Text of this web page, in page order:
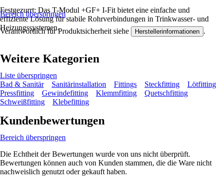
Festgezurrt: Das T-Modul +GF+ I-Fit bietet eine einfache und
effiziente Lösung für stabile Rohrverbindungen in Trinkwasser- und
Heizungssystemen.
Bereich überspringen
Verantwortlich für Produktsicherheit siehe Herstellerinformationen .
Weitere Kategorien
Liste überspringen
Bad & Sanitär
Sanitärinstallation Fittings Steckfitting
Lötfitting
Pressfitting
Gewindefitting Klemmfitting
Quetschfitting
Schweißfitting
Klebefitting
Kundenbewertungen
Bereich überspringen
Die Echtheit der Bewertungen wurde von uns nicht überprüft.
Bewertungen können auch von Kunden stammen, die die Ware nicht
nachweislich genutzt oder gekauft haben.